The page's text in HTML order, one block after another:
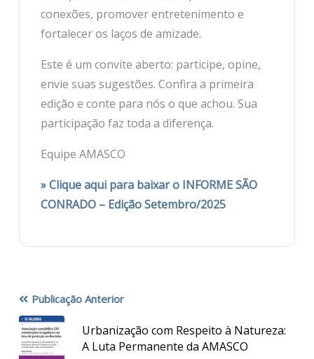
conexões, promover entretenimento e
fortalecer os laços de amizade.
Este é um convite aberto: participe, opine,
envie suas sugestões. Confira a primeira
edição e conte para nós o que achou. Sua
participação faz toda a diferença.
Equipe AMASCO
» Clique aqui para baixar o INFORME SÃO
CONRADO – Edição Setembro/2025
Publicação Anterior
Urbanização com Respeito à Natureza:
A Luta Permanente da AMASCO